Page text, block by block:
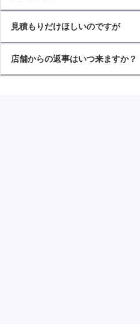
見積もりだけほしいのですが
店舗からの返事はいつ来ますか？